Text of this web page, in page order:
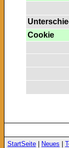
Cookie
StartSeite Neues